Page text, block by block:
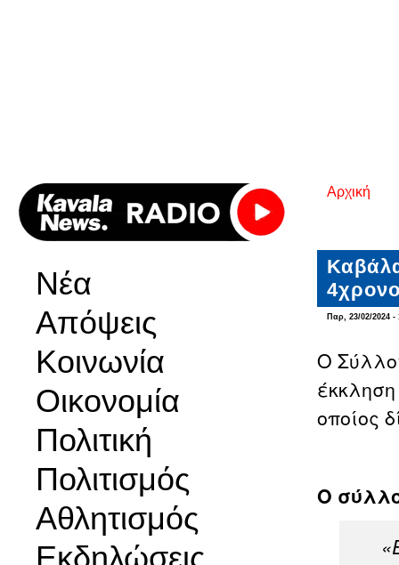
Νέα
Απόψεις
Κοινωνία
Οικονομία
Πολιτική
Πολιτισμός
Αθλητισμός
Εκδηλώσεις
Είστε
Αρχική
Παρ, 23/02/2024 -
Ο
οποίος
Ο